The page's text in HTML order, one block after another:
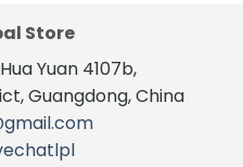
Store
Yuan 4107b,
Guangdong, China